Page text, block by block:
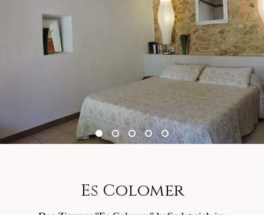
Es Colomer